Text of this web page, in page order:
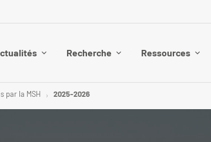
Recherche Ressources
par la MSH 2025-2026